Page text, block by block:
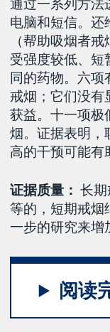
电脑和短信。还
（帮助吸烟者
受强度较低、短
同的药物。六项
戒烟；它们没有
获益。十一项极
烟。证据表明，
高的干预可能有
证据质量： 长
等的，短期戒烟
一步的研究来增
阅读